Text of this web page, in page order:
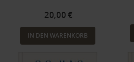
20,00 €
IN DEN WARENKORB